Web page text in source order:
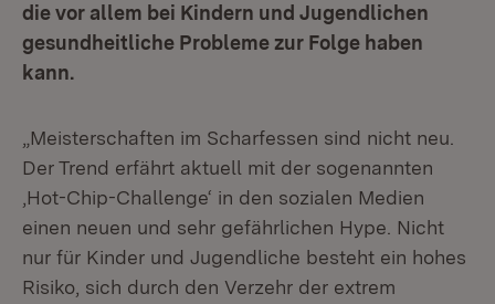
die vor allem bei Kindern und Jugendlichen
gesundheitliche Probleme zur Folge haben
kann.
„Meisterschaften im Scharfessen sind nicht neu.
Der Trend erfährt aktuell mit der sogenannten
‚Hot-Chip-Challenge‘ in den sozialen Medien
einen neuen und sehr gefährlichen Hype. Nicht
nur für Kinder und Jugendliche besteht ein hohes
Risiko, sich durch den Verzehr der extrem